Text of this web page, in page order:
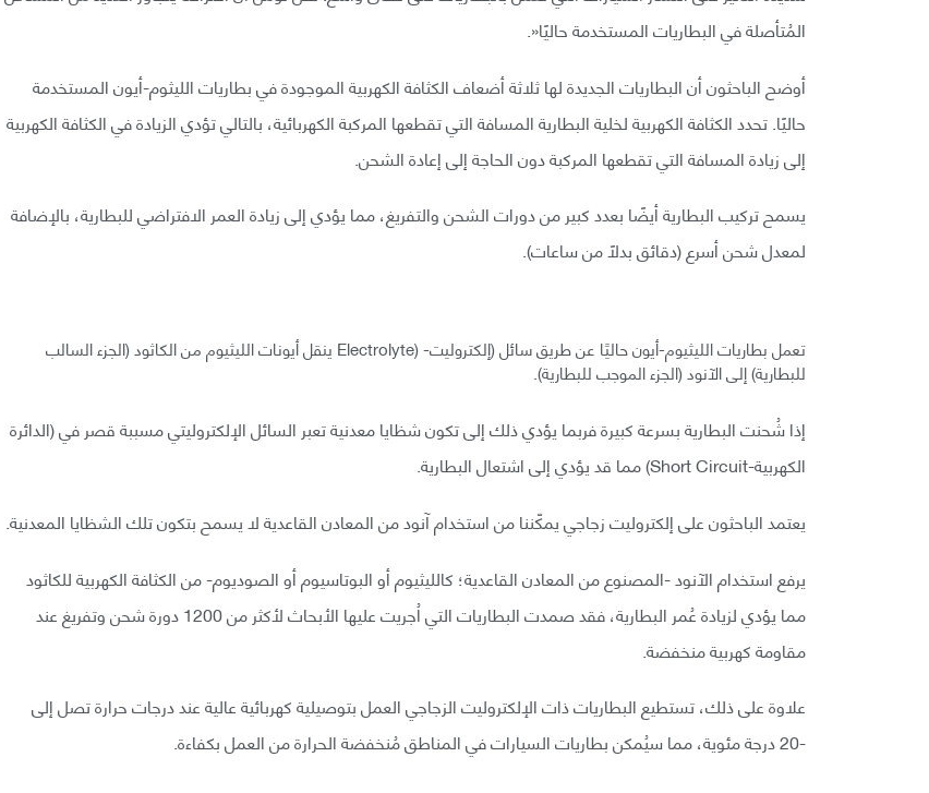
المُتأصلة في البطاريات المستخدمة حاليًا«.
أوضح الباحثون أن البطاريات الجديدة لها ثلاثة أضعاف الكثافة الكهربية الموجودة في بطاريات الليثوم-أيون المستخدمة
حاليًا. تحدد الكثافة الكهربية لخلية البطارية المسافة التي تقطعها المركبة الكهربائية، بالتالي تؤدي الزيادة في الكثافة الكهربية
إلى زيادة المسافة التي تقطعها المركبة دون الحاجة إلى إعادة الشحن.
يسمح تركيب البطارية أيضًا بعدد كبير من دورات الشحن والتفريغ، مما يؤدي إلى زيادة العمر الافتراضي للبطارية، بالإضافة
لمعدل شحن أسرع (دقائق بدلًا من ساعات).
تعمل بطاريات الليثيوم-أيون حاليًا عن طريق سائل (إلكتروليت- (Electrolyte ينقل أيونات الليثيوم من الكاثود (الجزء السالب
للبطارية) إلى الآنود (الجزء الموجب للبطارية).
إذا شُحنت البطارية بسرعة كبيرة فربما يؤدي ذلك إلى تكون شظايا معدنية تعبر السائل الإلكتروليتي مسببة قصر في (الدائرة
الكهربية-Short Circuit) مما قد يؤدي إلى اشتعال البطارية.
يعتمد الباحثون على إلكتروليت زجاجي يمكّننا من استخدام آنود من المعادن القاعدية لا يسمح بتكون تلك الشظايا المعدنية.
يرفع استخدام الآنود -المصنوع من المعادن القاعدية؛ كالليثيوم أو البوتاسيوم أو الصوديوم- من الكثافة الكهربية للكاثود
مما يؤدي لزيادة عُمر البطارية، فقد صمدت البطاريات التي اُجريت عليها الأبحاث لأكثر من 1200 دورة شحن وتفريغ عند
مقاومة كهربية منخفضة.
علاوة على ذلك، تستطيع البطاريات ذات الإلكتروليت الزجاجي العمل بتوصيلية كهربائية عالية عند درجات حرارة تصل إلى
-20 درجة مئوية، مما سيُمكن بطاريات السيارات في المناطق مُنخفضة الحرارة من العمل بكفاءة.